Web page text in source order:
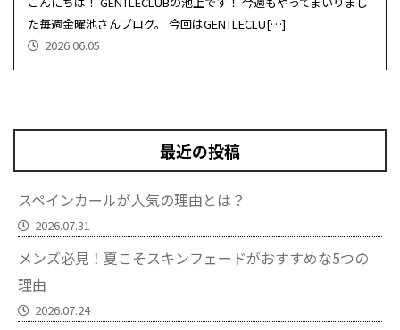
た毎週金曜池さんブログ。 今回はGENTLECLU[…]
2026.06.05
最近の投稿
スペインカールが人気の理由とは？
2026.07.31
メンズ必見！夏こそスキンフェードがおすすめな5つの
理由
2026.07.24